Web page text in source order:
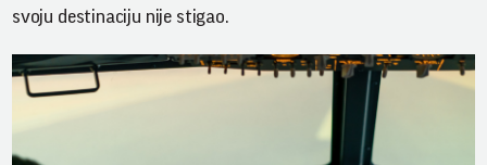
svoju destinaciju nije stigao.